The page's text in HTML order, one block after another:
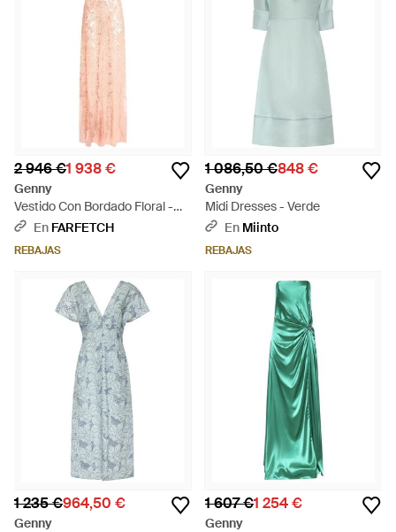
2 946 €1 938 €
Genny
Vestido Con Bordado Floral -
Blanco
En FARFETCH
REBAJAS
1 086,50 €848 €
Genny
Midi Dresses - Verde
En Miinto
REBAJAS
1 235 €964,50 €
Genny
1 607 €1 254 €
Genny